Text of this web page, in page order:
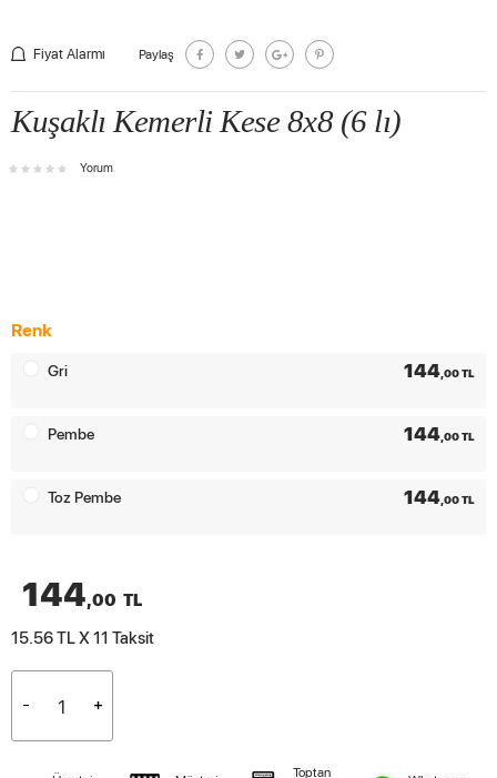
Fiyat Alarmı Paylaş
Kuşaklı Kemerli Kese 8x8 (6 lı)
Yorum
Renk
Gri 144,00 TL
Pembe 144,00 TL
Toz Pembe 144,00 TL
144,00 TL
15.56 TL X 11 Taksit
Toptan